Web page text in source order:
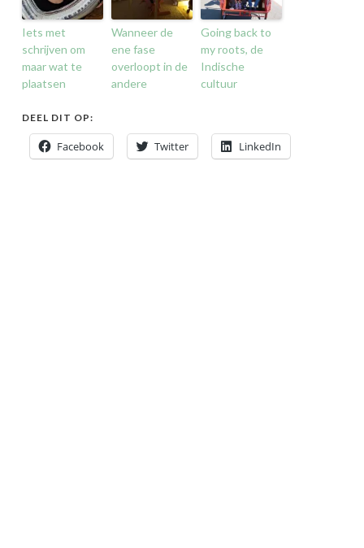
Iets met
schrijven om
maar wat te
plaatsen
Wanneer de
ene fase
overloopt in de
andere
Going back to
my roots, de
Indische
cultuur
DEEL DIT OP:
Facebook Twitter LinkedIn